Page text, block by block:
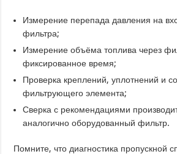
Измерение перепада давления на
фильтра;
Измерение объёма топлива через
фиксированное время;
Проверка креплений, уплотнений и
фильтрующего элемента;
Сверка с рекомендациями
аналогично оборудованный фильтр.
Помните, что диагностика пропускной